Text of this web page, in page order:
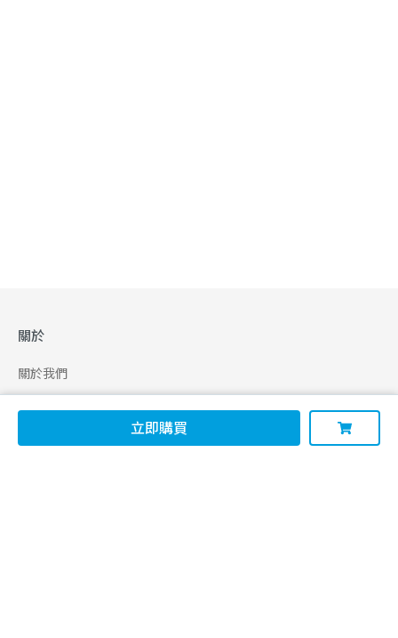
立即購買
關於
關於我們
合作申請